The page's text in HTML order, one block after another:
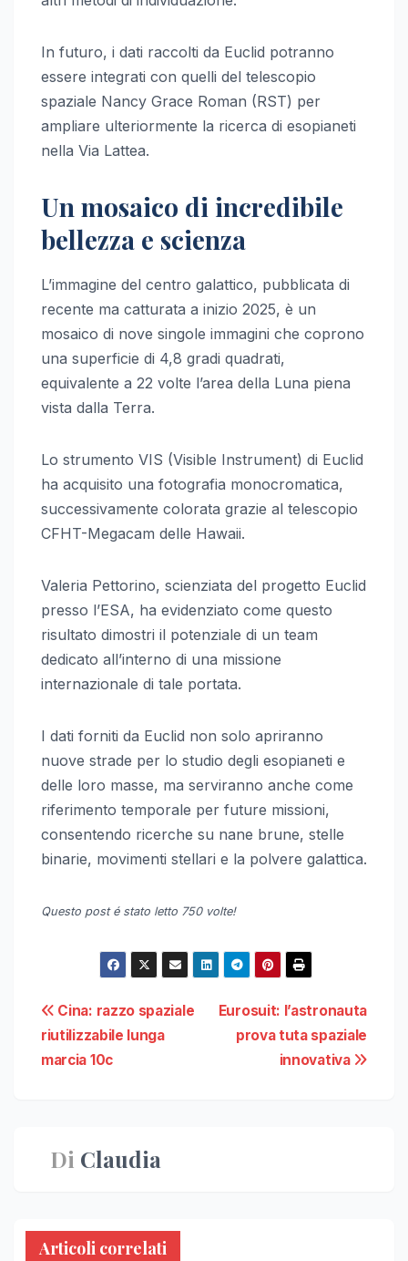
In futuro, i dati raccolti da Euclid potranno
essere integrati con quelli del telescopio
spaziale Nancy Grace Roman (RST) per
ampliare ulteriormente la ricerca di esopianeti
nella Via Lattea.
Un mosaico di incredibile
bellezza e scienza
L’immagine del centro galattico, pubblicata di
recente ma catturata a inizio 2025, è un
mosaico di nove singole immagini che coprono
una superficie di 4,8 gradi quadrati,
equivalente a 22 volte l’area della Luna piena
vista dalla Terra.
Lo strumento VIS (Visible Instrument) di Euclid
ha acquisito una fotografia monocromatica,
successivamente colorata grazie al telescopio
CFHT-Megacam delle Hawaii.
Valeria Pettorino, scienziata del progetto Euclid
presso l’ESA, ha evidenziato come questo
risultato dimostri il potenziale di un team
dedicato all’interno di una missione
internazionale di tale portata.
I dati forniti da Euclid non solo apriranno
nuove strade per lo studio degli esopianeti e
delle loro masse, ma serviranno anche come
riferimento temporale per future missioni,
consentendo ricerche su nane brune, stelle
binarie, movimenti stellari e la polvere galattica.
Questo post é stato letto 750 volte!
Navigazione
articoli
Eurosuit: l’astronauta
prova tuta spaziale
innovativa
Cina: razzo spaziale
riutilizzabile lunga
marcia 10c
Di Claudia
Articoli correlati